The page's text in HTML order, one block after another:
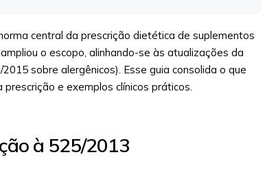
central da prescrição dietética de suplementos
o escopo, alinhando-se às atualizações da
sobre alergênicos). Esse guia consolida o que
e exemplos clínicos práticos.
à 525/2013